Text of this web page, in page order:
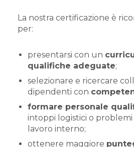
La nostra certificazione è
per:
presentarsi con un
qualifiche adeguate;
selezionare e ricercare
dipendenti con
formare personale
intoppi logistici o problemi
lavoro interno;
ottenere maggiore